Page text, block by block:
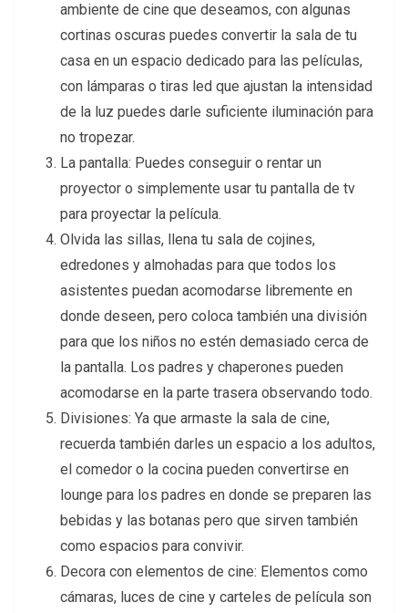
ambiente de cine que deseamos, con algunas
cortinas oscuras puedes convertir la sala de tu
casa en un espacio dedicado para las películas,
con lámparas o tiras led que ajustan la intensidad
de la luz puedes darle suficiente iluminación para
no tropezar.
La pantalla: Puedes conseguir o rentar un
proyector o simplemente usar tu pantalla de tv
para proyectar la película.
Olvida las sillas, llena tu sala de cojines,
edredones y almohadas para que todos los
asistentes puedan acomodarse libremente en
donde deseen, pero coloca también una división
para que los niños no estén demasiado cerca de
la pantalla. Los padres y chaperones pueden
acomodarse en la parte trasera observando todo.
Divisiones: Ya que armaste la sala de cine,
recuerda también darles un espacio a los adultos,
el comedor o la cocina pueden convertirse en
lounge para los padres en donde se preparen las
bebidas y las botanas pero que sirven también
como espacios para convivir.
Decora con elementos de cine: Elementos como
cámaras, luces de cine y carteles de película son